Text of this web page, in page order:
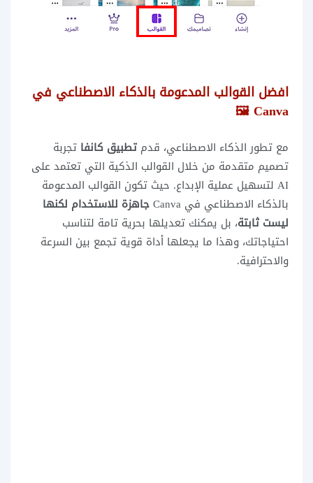
افضل القوالب المدعومة بالذكاء الاصطناعي في
Canva 🖼️
مع تطور الذكاء الاصطناعي، قدم تطبيق كانفا تجربة
تصميم متقدمة من خلال القوالب الذكية التي تعتمد على
AI لتسهيل عملية الإبداع. حيث تكون القوالب المدعومة
بالذكاء الاصطناعي في Canva
جاهزة للاستخدام لكنها
ليست ثابتة، بل يمكنك تعديلها بحرية تامة لتناسب
احتياجاتك، وهذا ما يجعلها أداة قوية تجمع بين السرعة
والاحترافية.